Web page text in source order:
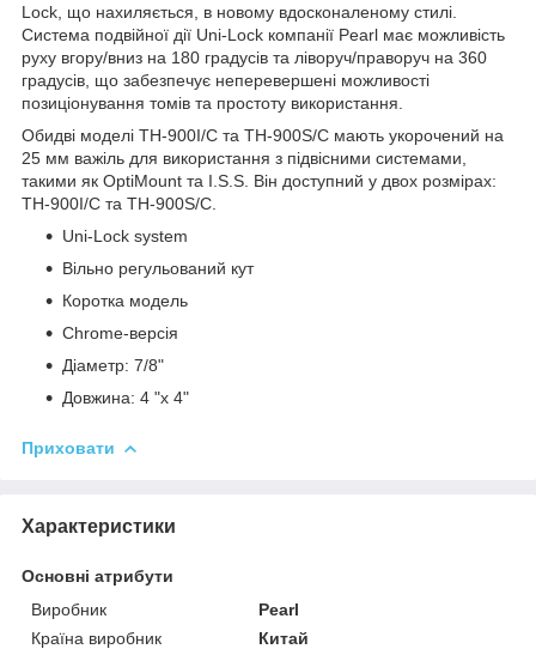
Lock, що нахиляється, в новому вдосконаленому стилі.
Система подвійної дії Uni-Lock компанії Pearl має можливість
руху вгору/вниз на 180 градусів та ліворуч/праворуч на 360
градусів, що забезпечує неперевершені можливості
позиціонування томів та простоту використання.
Обидві моделі TH-900I/C та TH-900S/C мають укорочений на
25 мм важіль для використання з підвісними системами,
такими як OptiMount та I.S.S. Він доступний у двох розмірах:
TH-900I/C та TH-900S/C.
Uni-Lock system
Вільно регульований кут
Коротка модель
Chrome-версія
Діаметр: 7/8"
Довжина: 4 "х 4"
Приховати
Характеристики
Основні атрибути
Виробник
Pearl
Країна виробник
Китай